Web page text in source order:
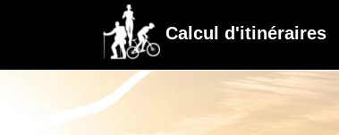
Calcul d'itinéraires